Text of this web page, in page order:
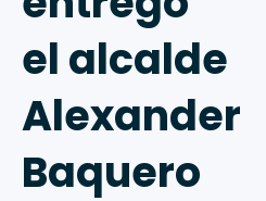
el alcalde
Alexander
Baquero